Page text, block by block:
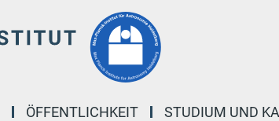
ÖFFENTLICHKEIT STUDIUM UND